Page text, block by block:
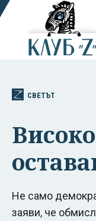
СВЕТЪТ
Не само
заяви, че